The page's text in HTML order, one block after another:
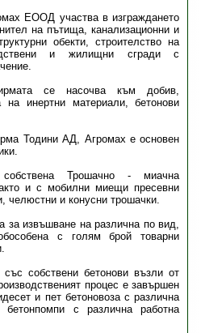
ЕООД участва в изграждането
на пътища, канализационни и
обекти, строителство на
и жилищни сгради с
се насочва към добив,
на инертни материали, бетонови
Тодини АД, Агромах е основен
Трошачно - миачна
и с мобилни миещи пресевни
челюстни и конусни трошачки.
за извъшване на различна по вид,
с голям брой товарни
със собствени бетонови възли от
процес е завършен
и пет бетоновоза с различна
с различна работна